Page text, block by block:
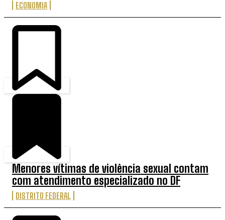
ECONOMIA
Menores vítimas de violência sexual contam
com atendimento especializado no DF
DISTRITO FEDERAL